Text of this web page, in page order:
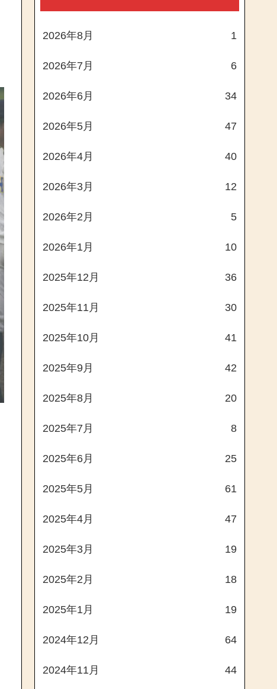
2026年8月 1
2026年7月 6
2026年6月 34
2026年5月 47
2026年4月 40
2026年3月 12
2026年2月 5
2026年1月 10
2025年12月 36
2025年11月 30
2025年10月 41
2025年9月 42
2025年8月 20
2025年7月 8
2025年6月 25
2025年5月 61
2025年4月 47
2025年3月 19
2025年2月 18
2025年1月 19
2024年12月 64
2024年11月 44